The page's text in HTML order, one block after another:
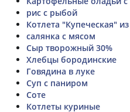
рис с рыбой
Котлета "Купеческая"
салянка с мясом
Сыр творожный 30%
Хлебцы бородинские
Говядина в луке
Суп с паниром
Соте
Котлеты куриные